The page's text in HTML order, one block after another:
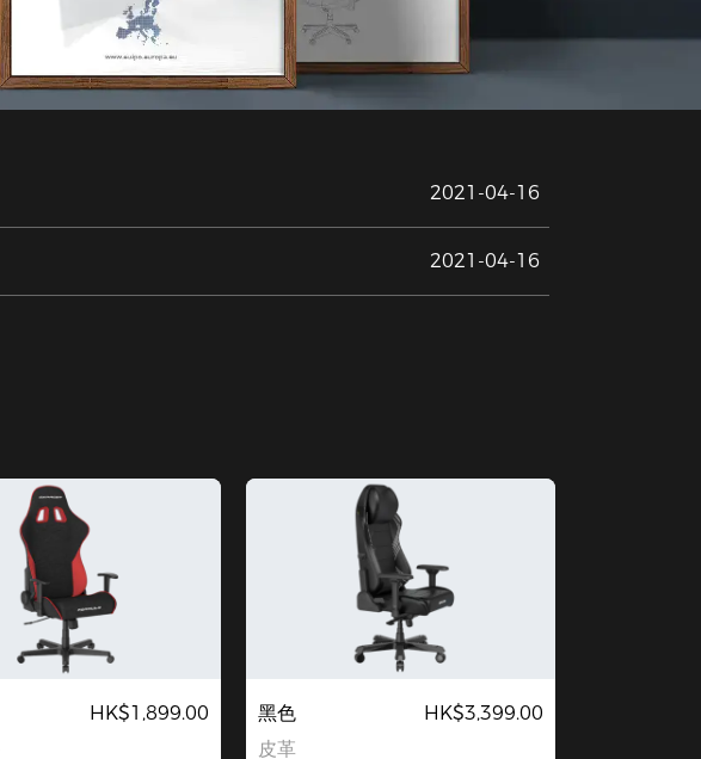
2021-04-16
2021-04-16
HK$1,899.00
黑色
皮革
HK$3,399.00